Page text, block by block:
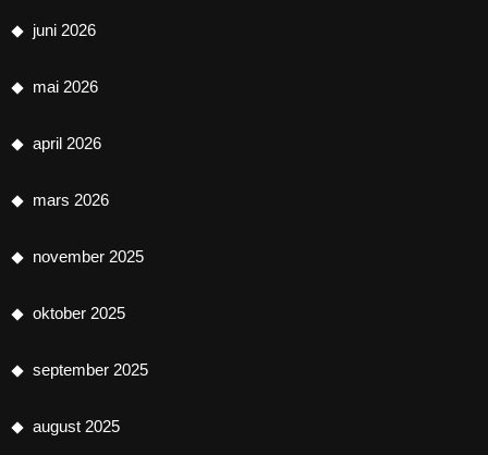
juni 2026
mai 2026
april 2026
mars 2026
november 2025
oktober 2025
september 2025
august 2025